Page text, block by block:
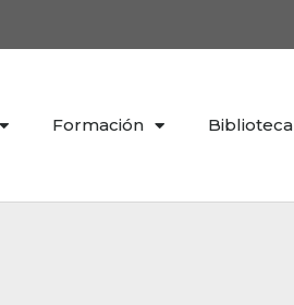
Formación Biblioteca